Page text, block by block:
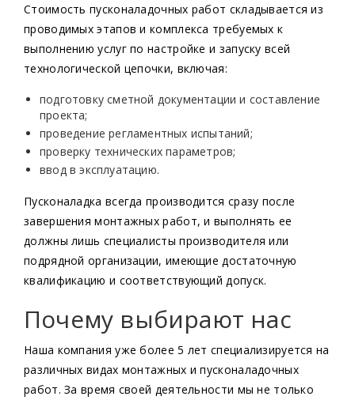
Продукция
Пусконаладочные работы работы
Стоимость пусконаладочных работ складывается из
проводимых этапов и комплекса требуемых к
выполнению услуг по настройке и запуску всей
технологической цепочки, включая:
подготовку сметной документации и составление
проекта;
проведение регламентных испытаний;
проверку технических параметров;
ввод в эксплуатацию.
Пусконаладка всегда производится сразу после
завершения монтажных работ, и выполнять ее
должны лишь специалисты производителя или
подрядной организации, имеющие достаточную
квалификацию и соответствующий допуск.
Почему выбирают нас
Наша компания уже более 5 лет специализируется на
различных видах монтажных и пусконаладочных
работ. За время своей деятельности мы не только